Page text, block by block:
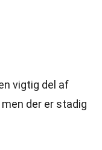
vigtig del af
der er stadig